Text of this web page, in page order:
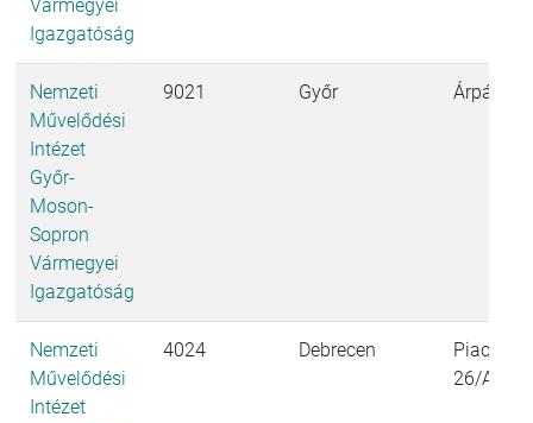
Vármegyei
Igazgatóság
Nemzeti
Művelődési
Intézet
Győr-
Moson-
Sopron
Vármegyei
Igazgatóság
9021 Győr Árpád út
Nemzeti
Művelődési
Intézet
4024 Debrecen
Piac utca
26/A. I.